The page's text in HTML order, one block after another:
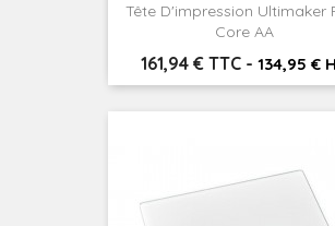
Tête D'impression Ultimaker
Core AA
Prix
161,94 € TTC - 134,95 €